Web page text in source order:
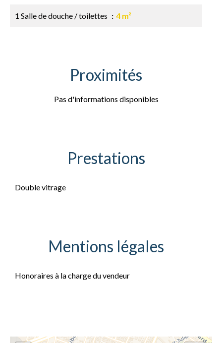
1 Salle de douche / toilettes 4 m²
Proximités
Pas d'informations disponibles
Prestations
Double vitrage
Mentions légales
Honoraires à la charge du vendeur